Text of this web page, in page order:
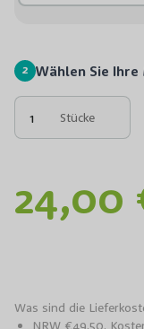
2 Wählen Sie Ihre
Stücke
24,00
Was sind die
NRW €49,50,